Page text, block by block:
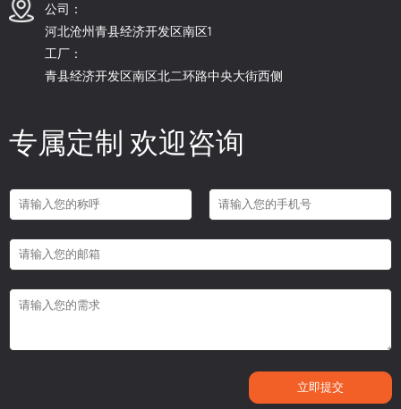
公司：
河北沧州青县经济开发区南区1
工厂：
青县经济开发区南区北二环路中央大街西侧
专属定制 欢迎咨询